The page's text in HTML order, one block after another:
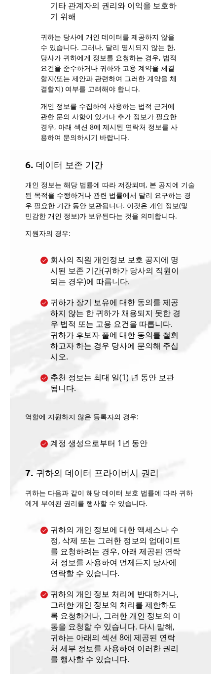
기타 관계자의 권리와 이익을 보호하
기 위해
귀하는 당사에 개인 데이터를 제공하지 않을
수 있습니다. 그러나, 달리 명시되지 않는 한,
당사가 귀하에게 정보를 요청하는 경우, 법적
요건을 준수하거나 귀하와 고용 계약을 체결
할지(또는 제안과 관련하여 그러한 계약을 체
결할지) 여부를 고려해야 합니다.
개인 정보를 수집하여 사용하는 법적 근거에
관한 문의 사항이 있거나 추가 정보가 필요한
경우, 아래 섹션 8에 제시된 연락처 정보를 사
용하여 문의하시기 바랍니다.
6. 데이터 보존 기간
개인 정보는 해당 법률에 따라 저장되며, 본 공지에 기술
된 목적을 수행하거나 관련 법률에서 달리 요구하는 경
우 필요한 기간 동안 보관됩니다. 이것은 개인 정보(및
민감한 개인 정보)가 보유된다는 것을 의미합니다.
지원자의 경우:
회사의 직원 개인정보 보호 공지에 명
시된 보존 기간(귀하가 당사의 직원이
되는 경우)에 따릅니다.
귀하가 장기 보유에 대한 동의를 제공
하지 않는 한 귀하가 채용되지 못한 경
우 법적 또는 고용 요건을 따릅니다.
귀하가 후보자 풀에 대한 동의를 철회
하고자 하는 경우 당사에 문의해 주십
시오.
추천 정보는 최대 일(1) 년 동안 보관
됩니다.
역할에 지원하지 않은 등록자의 경우:
계정 생성으로부터 1년 동안
7. 귀하의 데이터 프라이버시 권리
귀하는 다음과 같이 해당 데이터 보호 법률에 따라 귀하
에게 부여된 권리를 행사할 수 있습니다.
귀하의 개인 정보에 대한 액세스나 수
정, 삭제 또는 그러한 정보의 업데이트
를 요청하려는 경우, 아래 제공된 연락
처 정보를 사용하여 언제든지 당사에
연락할 수 있습니다.
귀하의 개인 정보 처리에 반대하거나,
그러한 개인 정보의 처리를 제한하도
록 요청하거나, 그러한 개인 정보의 이
동을 요청할 수 있습니다. 다시 말해,
귀하는 아래의 섹션 8에 제공된 연락
처 세부 정보를 사용하여 이러한 권리
를 행사할 수 있습니다.